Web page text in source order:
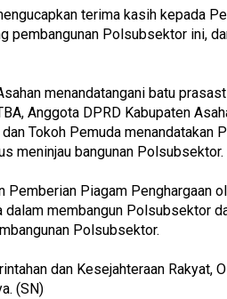
terima kasih kepada
pembangunan Polsubsektor ini,
menandatangani batu
Anggota DPRD Kabupaten
Tokoh Pemuda menandatakan
meninjau bangunan Polsubsektor.
Pemberian Piagam Penghargaan
membangun Polsubsektor
Polsubsektor.
dan Kesejahteraan Rakyat,
(SN)